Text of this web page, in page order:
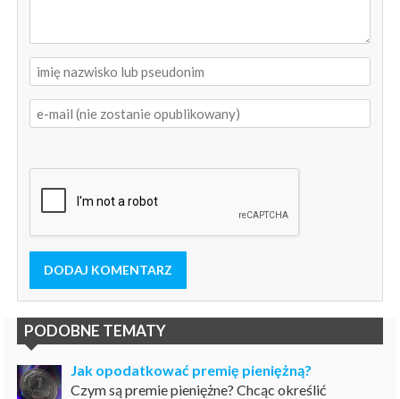
DODAJ KOMENTARZ
PODOBNE TEMATY
Jak opodatkować premię pieniężną?
Czym są premie pieniężne? Chcąc określić